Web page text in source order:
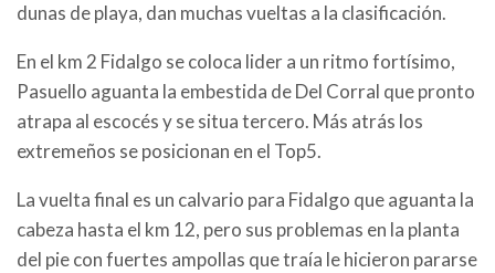
dunas de playa, dan muchas vueltas a la clasificación.
En el km 2 Fidalgo se coloca lider a un ritmo fortísimo,
Pasuello aguanta la embestida de Del Corral que pronto
atrapa al escocés y se situa tercero. Más atrás los
extremeños se posicionan en el Top5.
La vuelta final es un calvario para Fidalgo que aguanta la
cabeza hasta el km 12, pero sus problemas en la planta
del pie con fuertes ampollas que traía le hicieron pararse